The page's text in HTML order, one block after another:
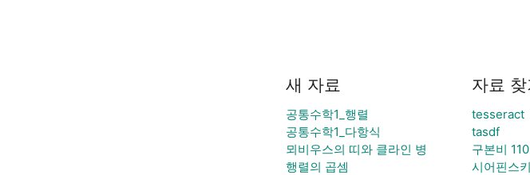
새 자료
공통수학1_행렬
공통수학1_다항식
뫼비우스의 띠와 클라인 병
행렬의 곱셈
자료 찾
tesseract
tasdf
구본비
시어핀스